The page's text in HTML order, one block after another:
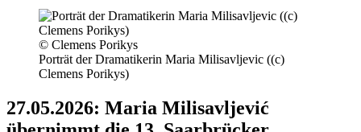
© Clemens Porikys
Porträt der Dramatikerin Maria Milisavljevic ((c)
Clemens Porikys)
27.05.2026: Maria Milisavljević